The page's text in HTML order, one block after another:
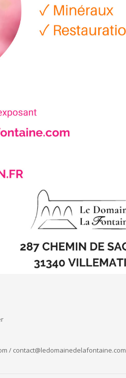
/ contact@ledomainedelafontaine.com